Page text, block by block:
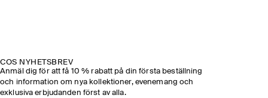
COS NYHETSBREV
Anmäl dig för att få 10 % rabatt på din första beställning
och information om nya kollektioner, evenemang och
exklusiva erbjudanden först av alla.